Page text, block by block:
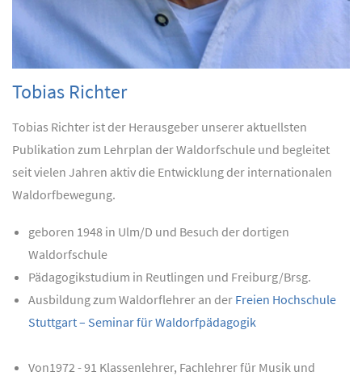
Tobias Richter
Tobias Richter ist der Herausgeber unserer aktuellsten
Publikation zum Lehrplan der Waldorfschule und begleitet
seit vielen Jahren aktiv die Entwicklung der internationalen
Waldorfbewegung.
geboren 1948 in Ulm/D und Besuch der dortigen
Waldorfschule
Pädagogikstudium in Reutlingen und Freiburg/Brsg.
Ausbildung zum Waldorflehrer an der Freien Hochschule
Stuttgart – Seminar für Waldorfpädagogik
Von1972 - 91 Klassenlehrer, Fachlehrer für Musik und